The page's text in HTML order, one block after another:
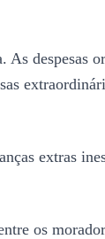
despesas
extras
os